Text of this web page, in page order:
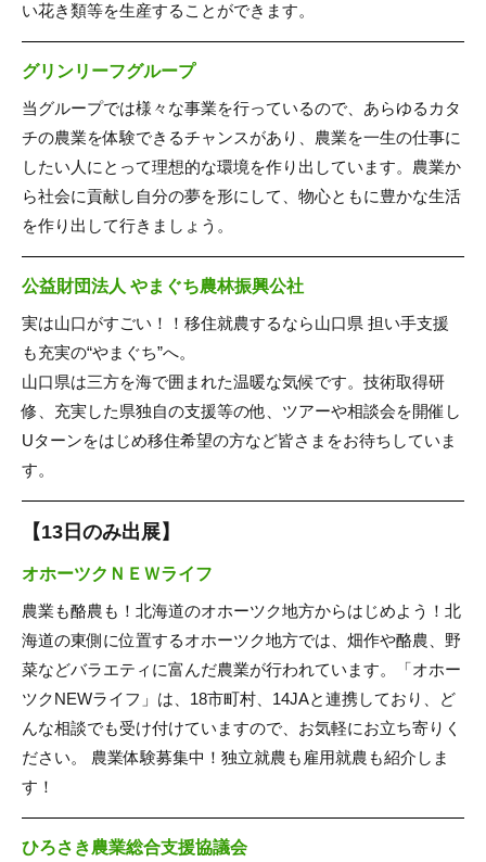
い花き類等を生産することができます。
グリンリーフグループ
当グループでは様々な事業を行っているので、あらゆるカタ
チの農業を体験できるチャンスがあり、農業を一生の仕事に
したい人にとって理想的な環境を作り出しています。農業か
ら社会に貢献し自分の夢を形にして、物心ともに豊かな生活
を作り出して行きましょう。
公益財団法人 やまぐち農林振興公社
実は山口がすごい！！移住就農するなら山口県 担い手支援
も充実の“やまぐち”へ。
山口県は三方を海で囲まれた温暖な気候です。技術取得研
修、充実した県独自の支援等の他、ツアーや相談会を開催し
Uターンをはじめ移住希望の方など皆さまをお待ちしていま
す。
【13日のみ出展】
オホーツクＮＥＷライフ
農業も酪農も！北海道のオホーツク地方からはじめよう！北
海道の東側に位置するオホーツク地方では、畑作や酪農、野
菜などバラエティに富んだ農業が行われています。「オホー
ツクNEWライフ」は、18市町村、14JAと連携しており、ど
んな相談でも受け付けていますので、お気軽にお立ち寄りく
ださい。 農業体験募集中！独立就農も雇用就農も紹介しま
す！
ひろさき農業総合支援協議会